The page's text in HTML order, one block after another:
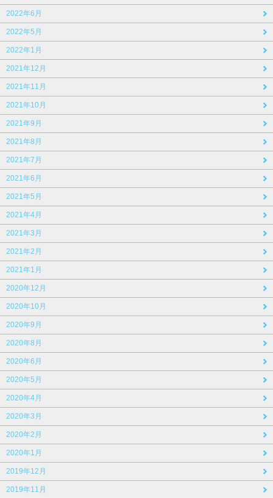
2022年6月
2022年5月
2022年1月
2021年12月
2021年11月
2021年10月
2021年9月
2021年8月
2021年7月
2021年6月
2021年5月
2021年4月
2021年3月
2021年2月
2021年1月
2020年12月
2020年10月
2020年9月
2020年8月
2020年6月
2020年5月
2020年4月
2020年3月
2020年2月
2020年1月
2019年12月
2019年11月